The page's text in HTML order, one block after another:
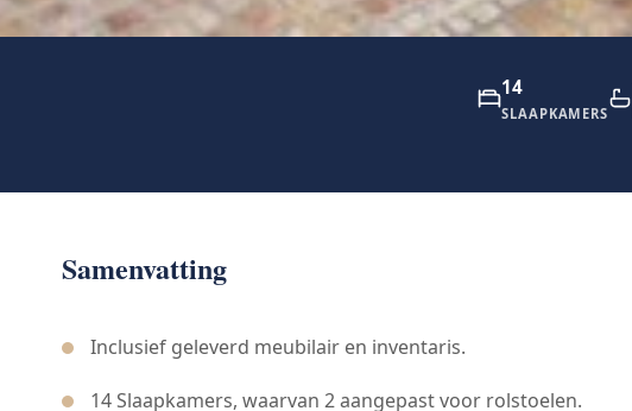
14
SLAAPKAMERS
Samenvatting
Inclusief geleverd meubilair en inventaris.
14 Slaapkamers, waarvan 2 aangepast voor rolstoelen.